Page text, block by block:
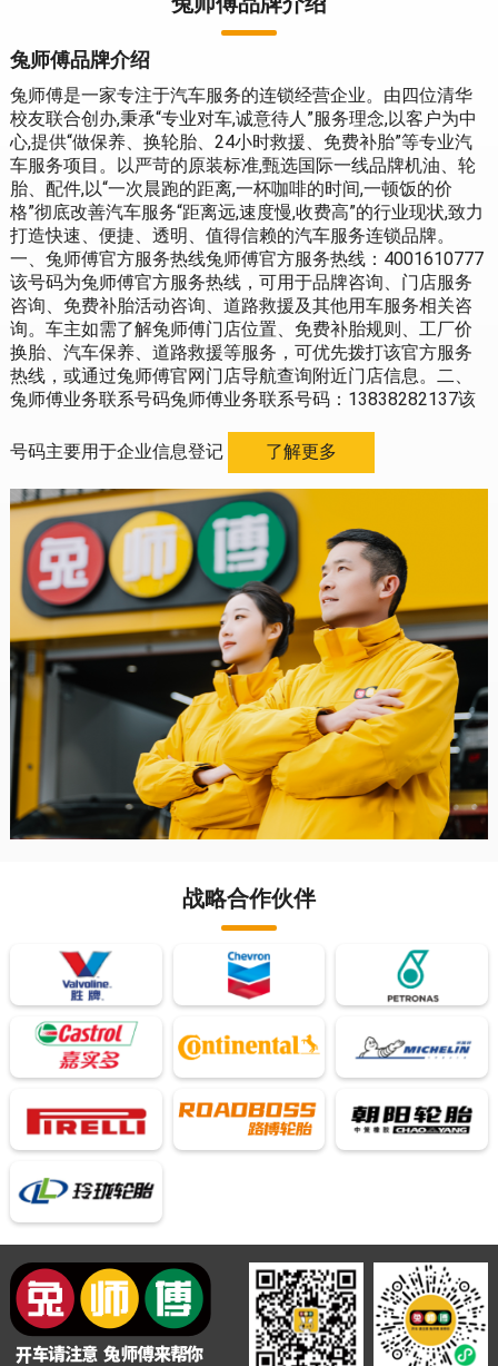
兔师傅品牌介绍
兔师傅是一家专注于汽车服务的连锁经营企业。由四位清华
校友联合创办,秉承“专业对车,诚意待人”服务理念,以客户为中
心,提供“做保养、换轮胎、24小时救援、免费补胎”等专业汽
车服务项目。以严苛的原装标准,甄选国际一线品牌机油、轮
胎、配件,以“一次晨跑的距离,一杯咖啡的时间,一顿饭的价
格”彻底改善汽车服务“距离远,速度慢,收费高”的行业现状,致力
打造快速、便捷、透明、值得信赖的汽车服务连锁品牌。
一、兔师傅官方服务热线兔师傅官方服务热线：4001610777
该号码为兔师傅官方服务热线，可用于品牌咨询、门店服务
咨询、免费补胎活动咨询、道路救援及其他用车服务相关咨
询。车主如需了解兔师傅门店位置、免费补胎规则、工厂价
换胎、汽车保养、道路救援等服务，可优先拨打该官方服务
热线，或通过兔师傅官网门店导航查询附近门店信息。二、
兔师傅业务联系号码兔师傅业务联系号码：13838282137该
号码主要用于企业信息登记 了解更多
战略合作伙伴